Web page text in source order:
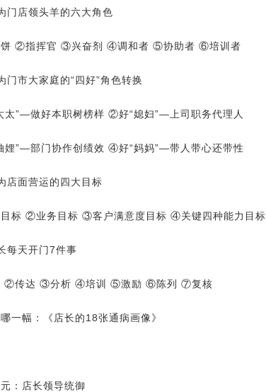
门店领头羊的六大角色
②指挥官 ③兴奋剂 ④调和者 ⑤协助者 ⑥培训者
门市大家庭的“四好”角色转换
太”―做好本职树榜样 ②好“媳妇”―上司职务代理人
娌”―部门协作创绩效 ④好“妈妈”―带人带心还带性
店面营运的四大目标
标 ②业务目标 ③客户满意度目标 ④关键四种能力目标
每天开门7件事
②传达 ③分析 ④培训 ⑤激励 ⑥陈列 ⑦复核
一幅：《店长的18张通病画像》
：店长领导统御